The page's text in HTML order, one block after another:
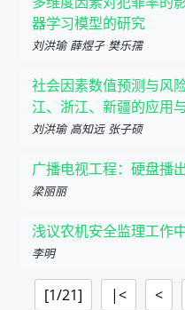
器学习模型的研究
刘洪瑜 薛煜孑 樊乐孺
社会因素数值预测与风
江、浙江、新疆的应用
刘洪瑜 高知远 张子硕
广播电视工程：硬盘播
梁丽丽
浅议农机安全监理工作
李明
[1/21] |< <